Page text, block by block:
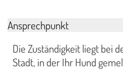
Ansprechpunkt
Die Zuständigkeit liegt bei
Stadt, in der Ihr Hund